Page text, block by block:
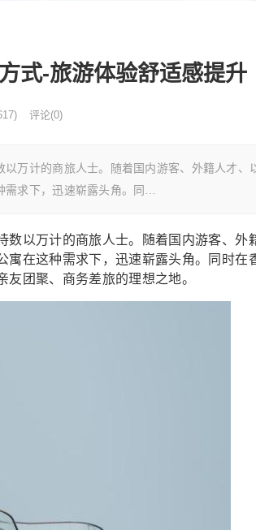
式-旅游体验舒适感提升
评论(0)
万计的商旅人士。随着国内游客、外籍人才、
求下，迅速崭露头角。同…
数以万计的商旅人士。随着国内游客、外
寓在这种需求下，迅速崭露头角。同时在
团聚、商务差旅的理想之地。